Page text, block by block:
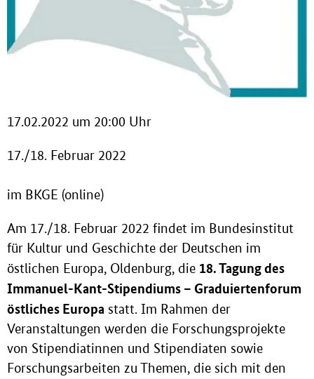
17.02.2022 um 20:00 Uhr
17./18. Februar 2022
im BKGE (online)
Am 17./18. Februar 2022 findet im Bundesinstitut
für Kultur und Geschichte der Deutschen im
östlichen Europa, Oldenburg, die 18. Tagung des
Immanuel-Kant-Stipendiums – Graduiertenforum
östliches Europa statt. Im Rahmen der
Veranstaltungen werden die Forschungsprojekte
von Stipendiatinnen und Stipendiaten sowie
Forschungsarbeiten zu Themen, die sich mit den